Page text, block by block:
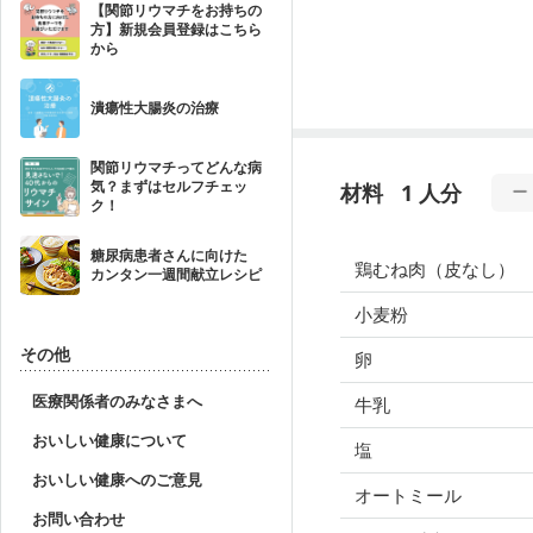
【関節リウマチをお持ちの
方】新規会員登録はこちら
から
潰瘍性大腸炎の治療
関節リウマチってどんな病
気？まずはセルフチェッ
ク！
糖尿病患者さんに向けた
カンタン一週間献立レシピ
その他
医療関係者のみなさまへ
おいしい健康について
おいしい健康へのご意見
お問い合わせ
材料 1 人分
鶏むね肉（皮なし）
小麦粉
卵
牛乳
塩
オートミール